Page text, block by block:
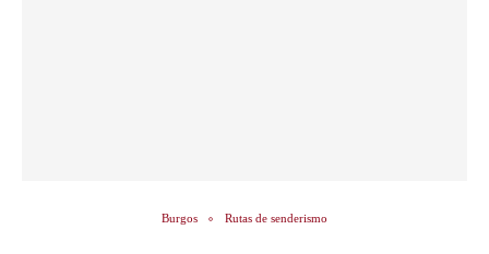
Burgos Rutas de senderismo